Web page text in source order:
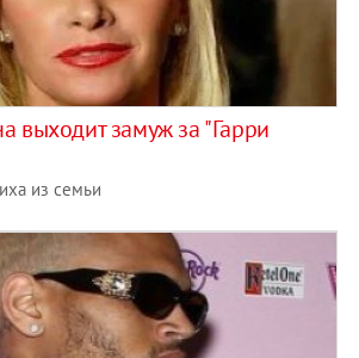
выходит замуж за "Гарри
из семьи